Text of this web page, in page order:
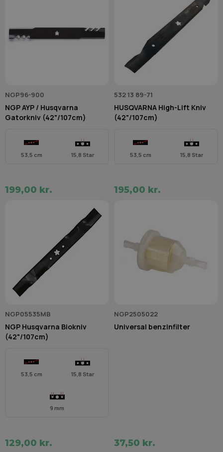
NGP96-900
NGP AYP / Husqvarna
Gatorkniv (42"/107cm)
53,5 cm 15,8 Star
199,00 kr.
532 13 89-71
HUSQVARNA High-Lift Kniv
(42"/107cm)
53,5 cm 15,8 Star
195,00 kr.
NGP05535MB
NGP Husqvarna Biokniv
(42"/107cm)
53,5 cm 15,8 Star
9 mm
129,00 kr.
NGP2505022
Universal benzinfilter
37,50 kr.